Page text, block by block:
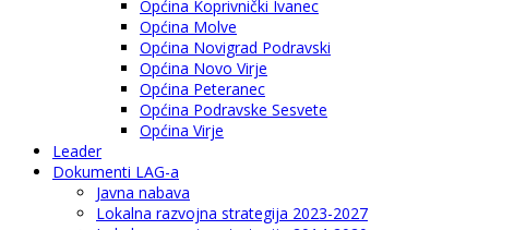
Općina Koprivnički Ivanec
Općina Molve
Općina Novigrad Podravski
Općina Novo Virje
Općina Peteranec
Općina Podravske Sesvete
Općina Virje
Leader
Dokumenti LAG-a
Javna nabava
Lokalna razvojna strategija 2023-2027